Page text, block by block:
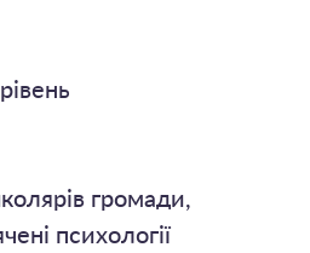
громади,
психології